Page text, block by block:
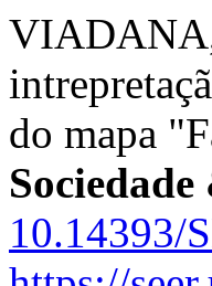
VIADANA,
do mapa
10.14393/